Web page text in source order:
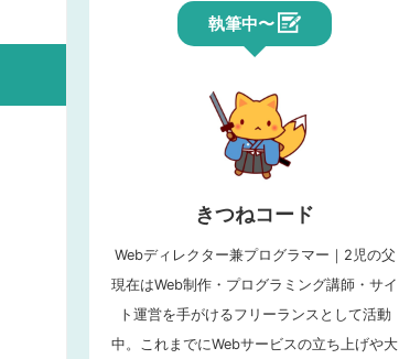
執筆中〜
きつねコード
Webディレクター兼プログラマー｜2児の父
現在はWeb制作・プログラミング講師・サイ
ト運営を手がけるフリーランスとして活動
中。これまでにWebサービスの立ち上げや大